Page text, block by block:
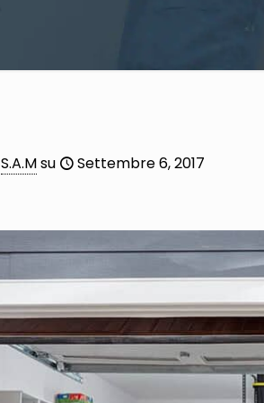
S.A.Msu Settembre 6, 2017